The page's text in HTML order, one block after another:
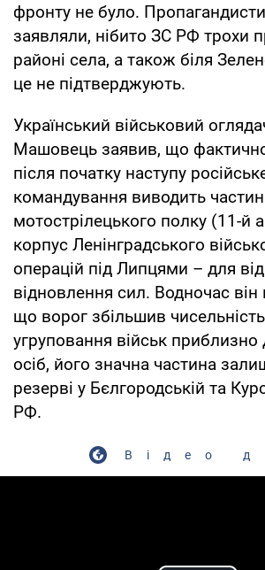
фронту не було.
заявляли, нібито ЗС РФ трохи
районі села, а також біля
це не підтверджують.
Український військовий
Машовець заявив, що
після початку наступу
командування виводить
мотострілецького полку (11-й
корпус Ленінградського
операцій під Липцями – для
відновлення сил. Водночас він
що ворог збільшив
угруповання військ приблизно
осіб, його значна частина
резерві у Бєлгородській та
РФ.
Відео